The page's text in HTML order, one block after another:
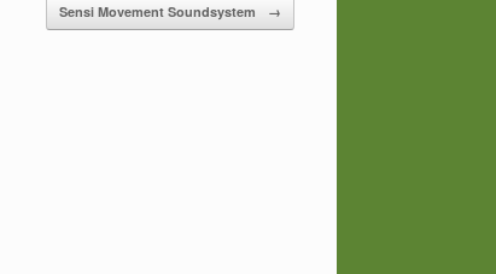
Sensi Movement Soundsystem →